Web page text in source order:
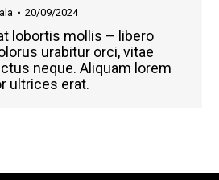
20/09/2024
lobortis mollis – libero
urabitur orci, vitae
neque. Aliquam lorem
ultrices erat.